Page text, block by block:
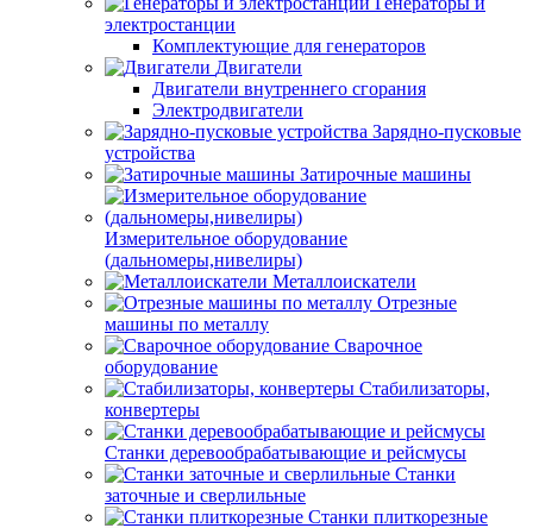
электростанции
Комплектующие для генераторов
Двигатели
Двигатели внутреннего сгорания
Электродвигатели
Зарядно-пусковые
устройства
Затирочные машины
Измерительное оборудование
(дальномеры,нивелиры)
Металлоискатели
Отрезные
машины по металлу
Сварочное
оборудование
Стабилизаторы,
конвертеры
Станки деревообрабатывающие и рейсмусы
Станки
заточные и сверлильные
Станки плиткорезные